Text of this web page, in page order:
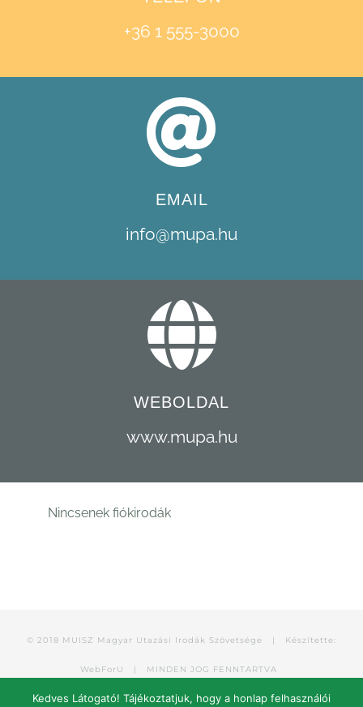
+36 1 555-3000
EMAIL
info@mupa.hu
WEBOLDAL
www.mupa.hu
Nincsenek fiókirodák
© 2018 MUISZ Magyar Utazási Irodák Szövetsége | Készítette:
WebForU | MINDEN JOG FENNTARTVA
Kedves Látogató! Tájékoztatjuk, hogy a honlap felhasználói